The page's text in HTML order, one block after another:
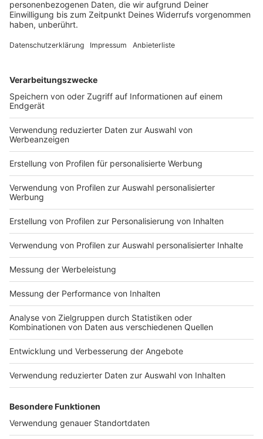
Das Landwirtschaftsministerium stuft die
Versorgungslage mit Futtermitteln als
nichtökologisches Heu oder Silage auszuweichen.
DEINE GEMERKTEN ARTIKEL
Du hast dir noch keine Artikel gemerkt
Markiere sie hierfür mit einem
Impressum
Nutzungsbedingungen
Jobs
Presse
Werben
Archiv
ANTENNE BAYERN GROUP
Kontakt
Studio-Hotline
Verkehrs-Hotline
Newsletter